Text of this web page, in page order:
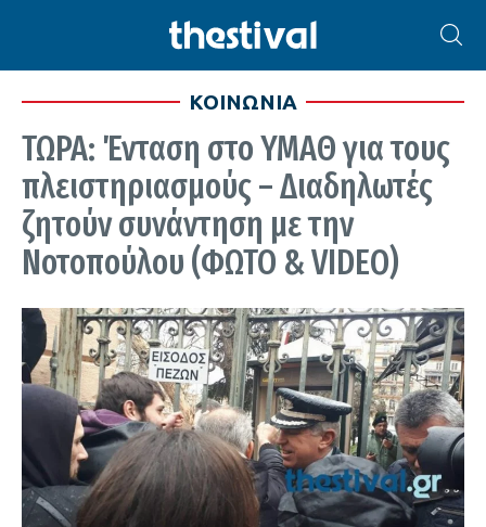
ΚΟΙΝΩΝΙΑ
ΤΩΡΑ: Ένταση στο ΥΜΑΘ για τους
πλειστηριασμούς – Διαδηλωτές
ζητούν συνάντηση με την
Νοτοπούλου (ΦΩΤΟ & VIDEO)